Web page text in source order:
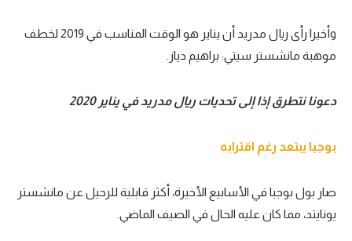
حكايات في الجول
فيديو في الجول
وأخيرا رأى ريال مدريد أن يناير هو الوقت المناسب في 2019 لخطف
موهبة مانشستر سيتي: براهيم دياز.
دعونا نتطرق إذا إلى تحديات ريال مدريد في يناير 2020
بوجبا يبتعد رغم اقترابه
صار بول بوجبا في الأسابيع الأخيرة، أكثر قابلية للرحيل عن مانشستر
يونايتد، مما كان عليه الحال في الصيف الماضي.